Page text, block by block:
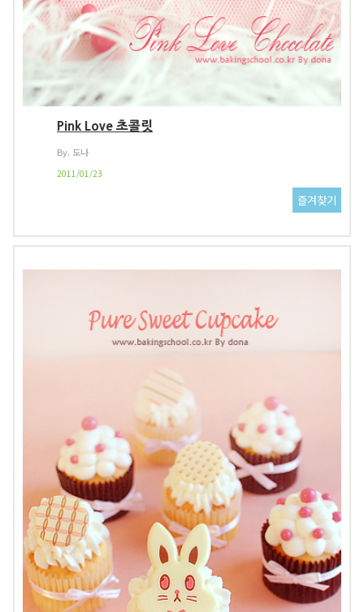
Pink Love 초콜릿
By. 도나
2011/01/23